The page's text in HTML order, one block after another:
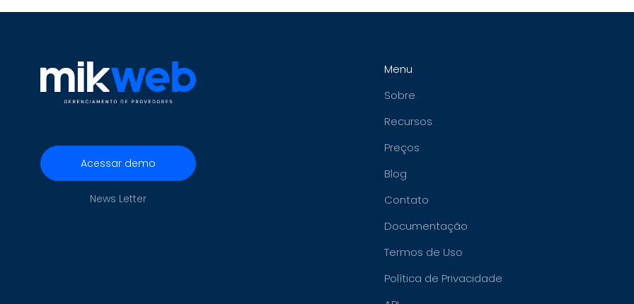
Acessar demo
News Letter
Menu
Sobre
Recursos
Preços
Blog
Contato
Documentação
Termos de Uso
Política de Privacidade